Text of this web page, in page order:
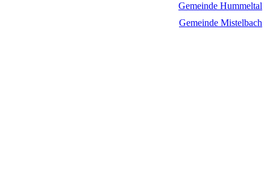
Gemeinde Hummeltal
Gemeinde Mistelbach